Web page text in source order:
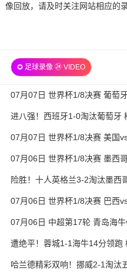
像回放，请及时关注网站相应的
✪ 足球录像 ㉔ VIDEO
07月07日 世界杯1/8决赛 葡萄
进八强！西班牙1-0淘汰葡萄牙
07月07日 世界杯1/8决赛 美国
07月06日 世界杯1/8决赛 墨西
险胜！十人英格兰3-2淘汰墨西
07月06日 世界杯1/8决赛 巴西
07月06日 中超第17轮 青岛海
遭绝平！蓉城1-1海牛14分领跑
哈兰德精彩双响！挪威2-1淘汰